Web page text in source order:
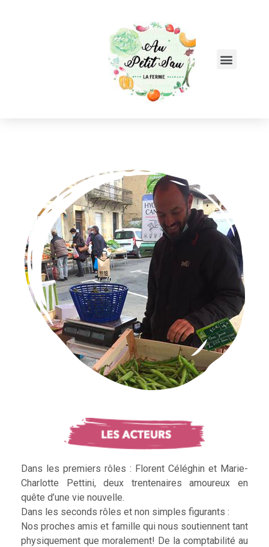
Dans les premiers rôles : Florent Céléghin et Marie-
Charlotte Pettini, deux trentenaires amoureux en
quête d’une vie nouvelle.
Dans les seconds rôles et non simples figurants :
Nos proches amis et famille qui nous soutiennent tant
physiquement que moralement! De la comptabilité au